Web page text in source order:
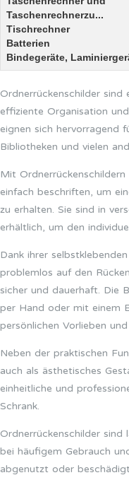
Taschenrechnerzu...
Tischrechner
Batterien
Bindegeräte,
Ordnerrückenschilder sind
effiziente Organisation
eignen sich hervorragend
Bibliotheken und vielen
Mit
einfach beschriften, um
zu erhalten. Sie sind in
erhältlich, um den
Dank ihrer
problemlos auf den
sicher und dauerhaft. Die
per Hand oder mit einem
persönlichen Vorlieben
Neben der praktischen
auch als ästhetisches
einheitliche und
Schrank.
Ordnerrückenschilder
bei häufigem Gebrauch
abgenutzt oder